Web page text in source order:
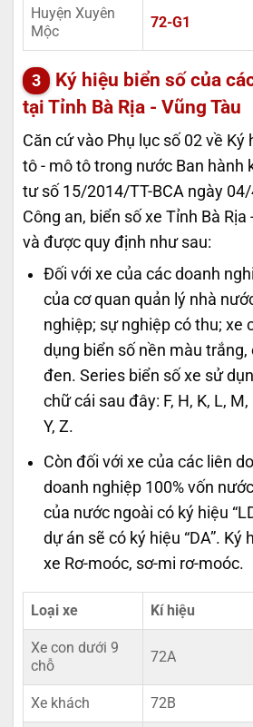
Huyện Xuyên
Mộc
72-G1
Ký hiệu biển số của
tại Tỉnh Bà Rịa - Vũng Tàu
Căn cứ vào Phụ lục số 02 về Ký
tô - mô tô trong nước Ban hành
tư số 15/2014/TT-BCA ngày
Công an, biển số xe Tỉnh Bà Rịa
và được quy định như sau:
Đối với xe của các doanh
của cơ quan quản lý nhà
nghiệp; sự nghiệp có thu; xe
dụng biển số nền màu trắng,
đen. Series biển số xe sử
chữ cái sau đây: F, H, K, L, M,
Y, Z.
Còn đối với xe của các liên
doanh nghiệp 100% vốn
của nước ngoài có ký hiệu
dự án sẽ có ký hiệu “DA”. Ký
xe Rơ-moóc, sơ-mi rơ-moóc.
Loại xe Kí hiệu
Xe con dưới 9
chỗ
72A
Xe khách 72B